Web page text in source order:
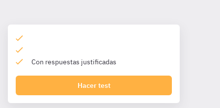
Con respuestas justificadas
Hacer test